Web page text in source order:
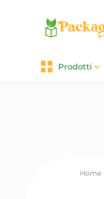
Prodotti
Home